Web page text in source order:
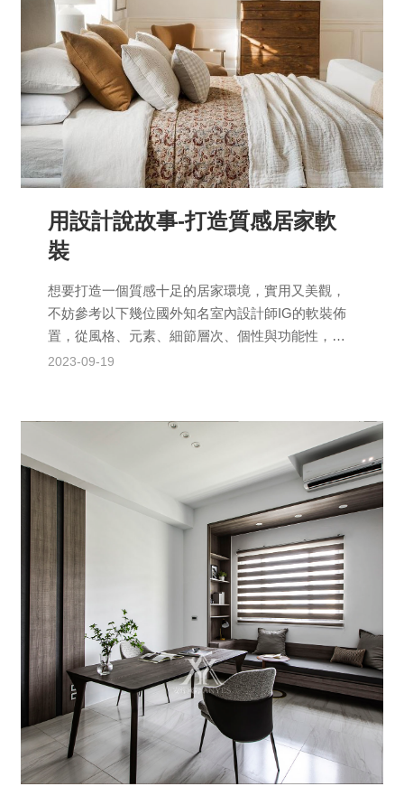
用設計說故事-打造質感居家軟
裝
想要打造一個質感十足的居家環境，實用又美觀，
不妨參考以下幾位國外知名室內設計師IG的軟裝佈
置，從風格、元素、細節層次、個性與功能性，找
到靈感，讓你的家變成一個充滿品味的經典之地。
2023-09-19